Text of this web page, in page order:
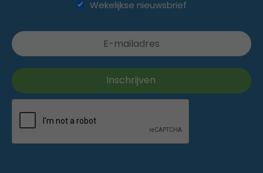
Wekelijkse nieuwsbrief